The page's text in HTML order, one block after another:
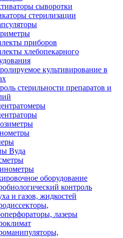
сыворотки
стерилизации
приборов
хлебопекарного
культивирование в
стерильности препаратов и
Вуда
оборудование
контроль
и газов, жидкостей
лазеры